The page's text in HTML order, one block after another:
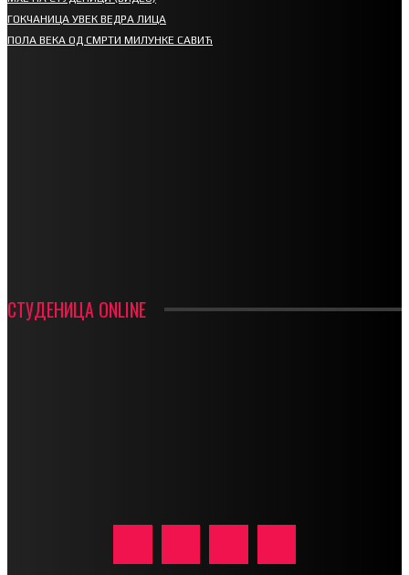
ГОКЧАНИЦА УВЕК ВЕДРА ЛИЦА
ПОЛА ВЕКА ОД СМРТИ МИЛУНКЕ САВИЋ
СТУДЕНИЦА ONLINE